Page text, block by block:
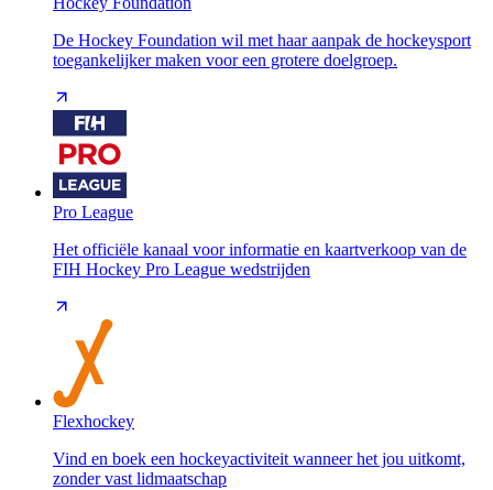
De Hockey Foundation wil met haar aanpak de hockeysport
toegankelijker maken voor een grotere doelgroep.
Pro League
Het officiële kanaal voor informatie en kaartverkoop van de
FIH Hockey Pro League wedstrijden
Flexhockey
Vind en boek een hockeyactiviteit wanneer het jou uitkomt,
zonder vast lidmaatschap